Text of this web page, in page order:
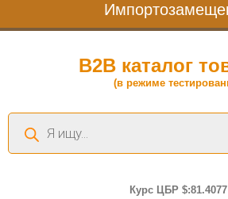
B2B каталог
(в режиме
Поиск
товаров
Курс ЦБР $:81.4077